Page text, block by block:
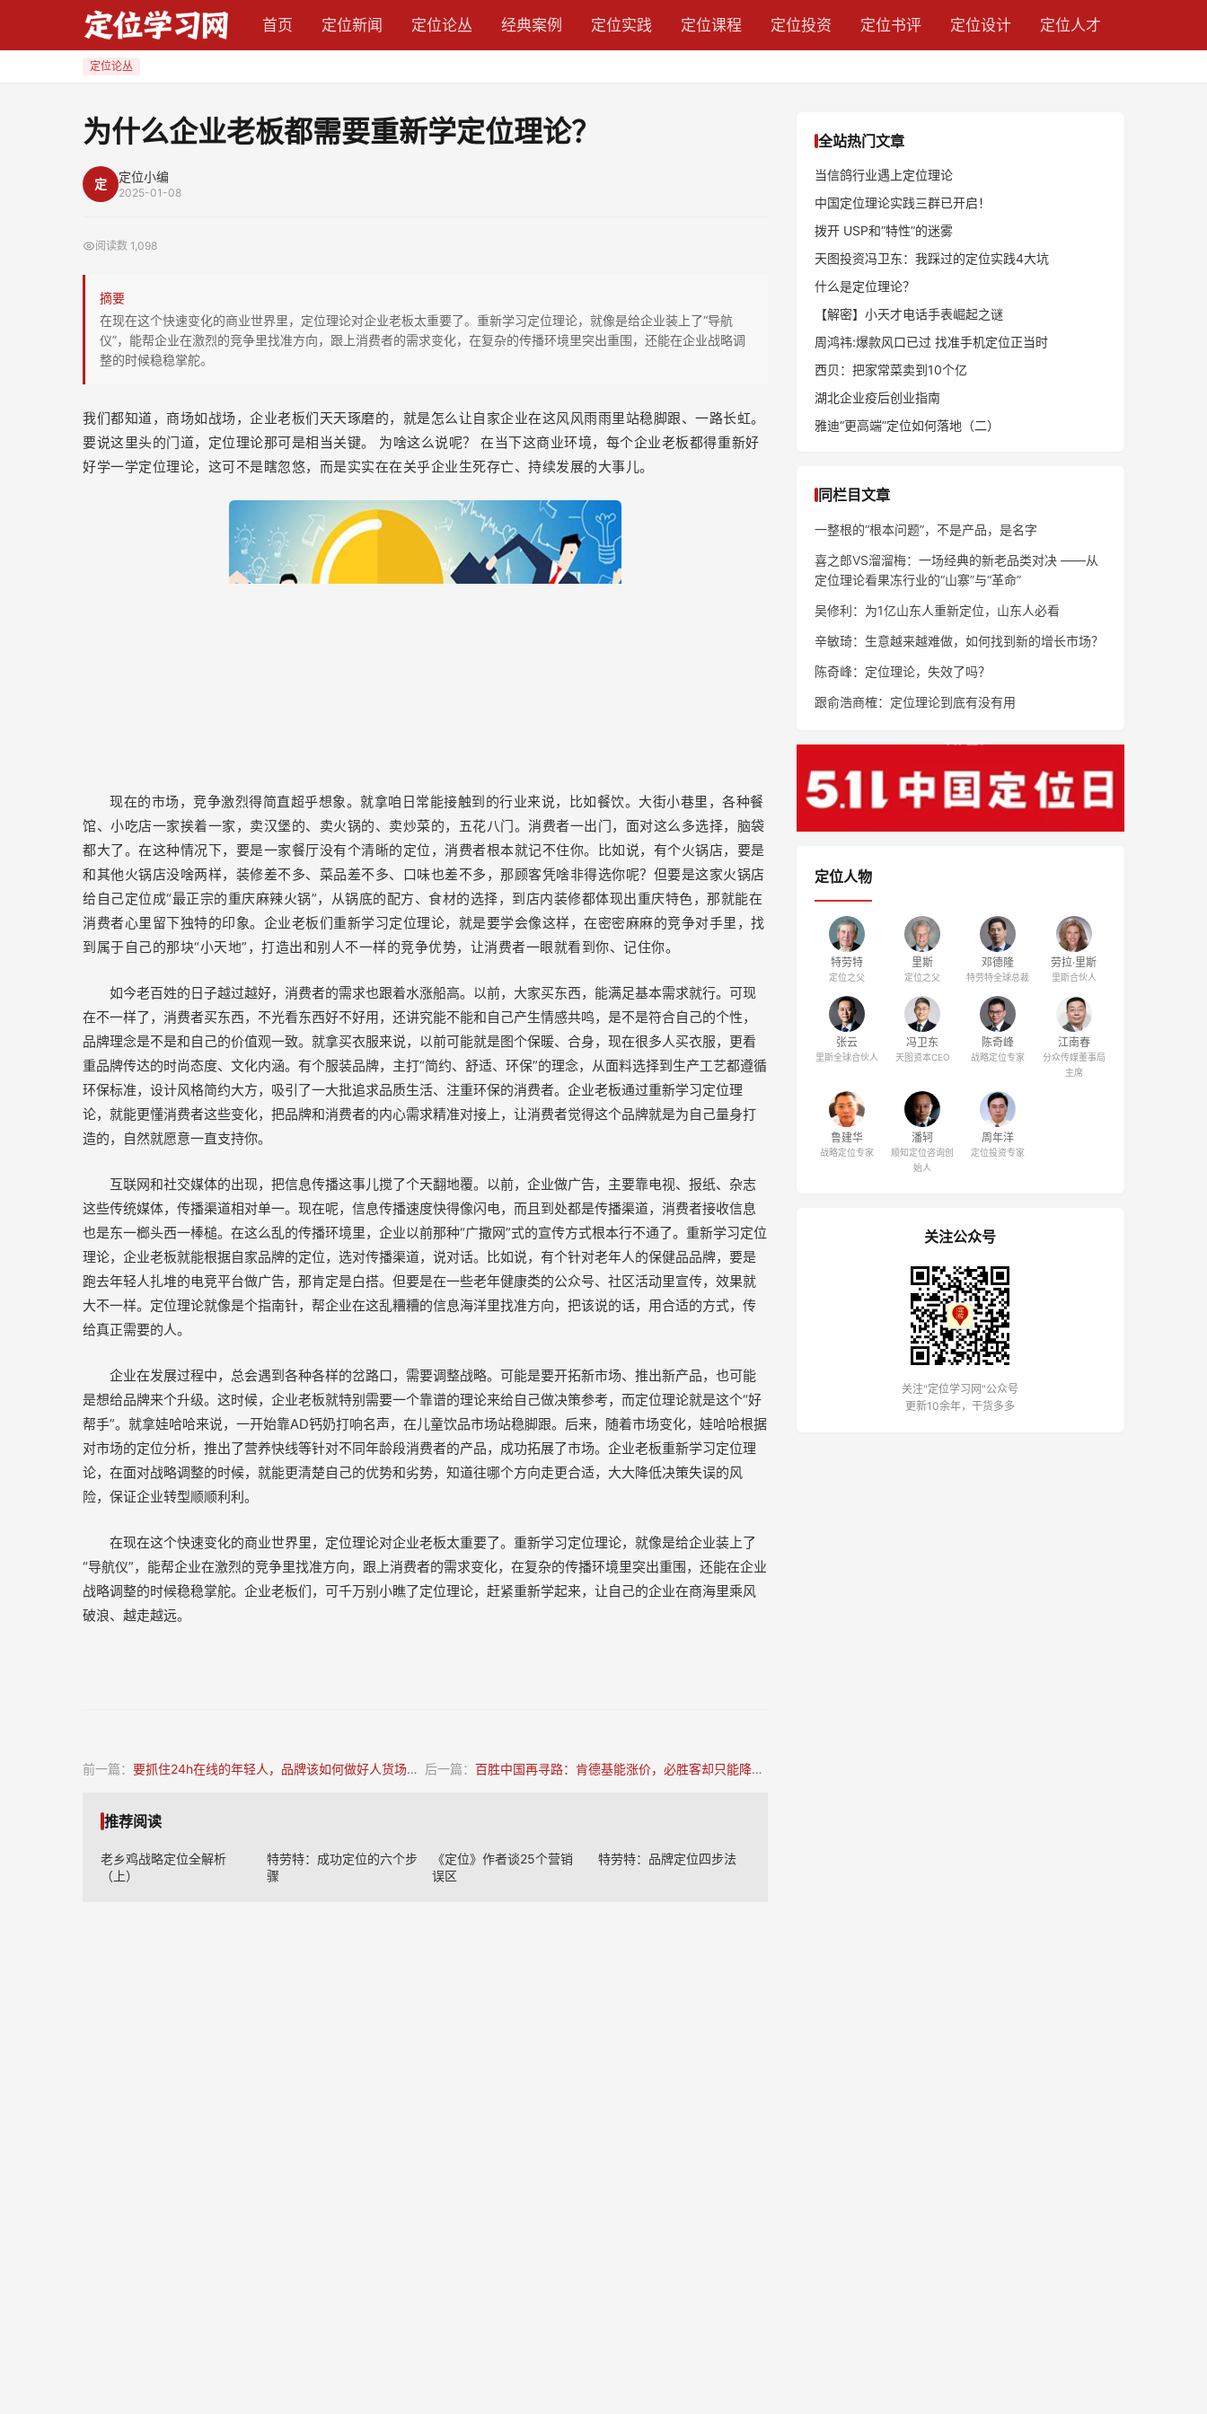
首页 定位新闻 定位论丛 经典案例 定位实践 定位课程 定位投资 定位书评 定位设计 定位人才
定位论丛
为什么企业老板都需要重新学定位理论？
定 定位小编
2025-01-08
阅读数 1,098
摘要
在现在这个快速变化的商业世界里，定位理论对企业老板太重要了。重新学习定位理论，就像是给企业装上了“导航
仪”，能帮企业在激烈的竞争里找准方向，跟上消费者的需求变化，在复杂的传播环境里突出重围，还能在企业战略调
整的时候稳稳掌舵。
我们都知道，商场如战场，企业老板们天天琢磨的，就是怎么让自家企业在这风风雨雨里站稳脚跟、一路长虹。
要说这里头的门道，定位理论那可是相当关键。 为啥这么说呢？在当下这商业环境，每个企业老板都得重新好
好学一学定位理论，这可不是瞎忽悠，而是实实在在关乎企业生死存亡、持续发展的大事儿。
现在的市场，竞争激烈得简直超乎想象。就拿咱日常能接触到的行业来说，比如餐饮。大街小巷里，各种餐
馆、小吃店一家挨着一家，卖汉堡的、卖火锅的、卖炒菜的，五花八门。消费者一出门，面对这么多选择，脑袋
都大了。在这种情况下，要是一家餐厅没有个清晰的定位，消费者根本就记不住你。比如说，有个火锅店，要是
和其他火锅店没啥两样，装修差不多、菜品差不多、口味也差不多，那顾客凭啥非得选你呢？但要是这家火锅店
给自己定位成“最正宗的重庆麻辣火锅”，从锅底的配方、食材的选择，到店内装修都体现出重庆特色，那就能在
消费者心里留下独特的印象。企业老板们重新学习定位理论，就是要学会像这样，在密密麻麻的竞争对手里，找
到属于自己的那块“小天地”，打造出和别人不一样的竞争优势，让消费者一眼就看到你、记住你。
如今老百姓的日子越过越好，消费者的需求也跟着水涨船高。以前，大家买东西，能满足基本需求就行。可现
在不一样了，消费者买东西，不光看东西好不好用，还讲究能不能和自己产生情感共鸣，是不是符合自己的个性，
品牌理念是不是和自己的价值观一致。就拿买衣服来说，以前可能就是图个保暖、合身，现在很多人买衣服，更看
重品牌传达的时尚态度、文化内涵。有个服装品牌，主打“简约、舒适、环保”的理念，从面料选择到生产工艺都遵循
环保标准，设计风格简约大方，吸引了一大批追求品质生活、注重环保的消费者。企业老板通过重新学习定位理
论，就能更懂消费者这些变化，把品牌和消费者的内心需求精准对接上，让消费者觉得这个品牌就是为自己量身打
造的，自然就愿意一直支持你。
互联网和社交媒体的出现，把信息传播这事儿搅了个天翻地覆。以前，企业做广告，主要靠电视、报纸、杂志
这些传统媒体，传播渠道相对单一。现在呢，信息传播速度快得像闪电，而且到处都是传播渠道，消费者接收信息
也是东一榔头西一棒槌。在这么乱的传播环境里，企业以前那种“广撒网”式的宣传方式根本行不通了。重新学习定位
理论，企业老板就能根据自家品牌的定位，选对传播渠道，说对话。比如说，有个针对老年人的保健品品牌，要是
跑去年轻人扎堆的电竞平台做广告，那肯定是白搭。但要是在一些老年健康类的公众号、社区活动里宣传，效果就
大不一样。定位理论就像是个指南针，帮企业在这乱糟糟的信息海洋里找准方向，把该说的话，用合适的方式，传
给真正需要的人。
企业在发展过程中，总会遇到各种各样的岔路口，需要调整战略。可能是要开拓新市场、推出新产品，也可能
是想给品牌来个升级。这时候，企业老板就特别需要一个靠谱的理论来给自己做决策参考，而定位理论就是这个“好
帮手”。就拿娃哈哈来说，一开始靠AD钙奶打响名声，在儿童饮品市场站稳脚跟。后来，随着市场变化，娃哈哈根据
对市场的定位分析，推出了营养快线等针对不同年龄段消费者的产品，成功拓展了市场。企业老板重新学习定位理
论，在面对战略调整的时候，就能更清楚自己的优势和劣势，知道往哪个方向走更合适，大大降低决策失误的风
险，保证企业转型顺顺利利。
在现在这个快速变化的商业世界里，定位理论对企业老板太重要了。重新学习定位理论，就像是给企业装上了
“导航仪”，能帮企业在激烈的竞争里找准方向，跟上消费者的需求变化，在复杂的传播环境里突出重围，还能在企业
战略调整的时候稳稳掌舵。企业老板们，可千万别小瞧了定位理论，赶紧重新学起来，让自己的企业在商海里乘风
破浪、越走越远。
前一篇： 要抓住24h在线的年轻人，品牌该如何做好人货场匹配？ 后一篇： 百胜中国再寻路：肯德基能涨价，必胜客却只能降价？
推荐阅读
老乡鸡战略定位全解析
（上）
特劳特：成功定位的六个步
骤
《定位》作者谈25个营销
误区
特劳特：品牌定位四步法
全站热门文章
当信鸽行业遇上定位理论
中国定位理论实践三群已开启！
拨开 USP和“特性”的迷雾
天图投资冯卫东：我踩过的定位实践4大坑
什么是定位理论？
【解密】小天才电话手表崛起之谜
周鸿祎:爆款风口已过 找准手机定位正当时
西贝：把家常菜卖到10个亿
湖北企业疫后创业指南
雅迪“更高端”定位如何落地（二）
同栏目文章
一整根的“根本问题”，不是产品，是名字
喜之郎VS溜溜梅：一场经典的新老品类对决 ——从
定位理论看果冻行业的“山寨”与“革命”
吴修利：为1亿山东人重新定位，山东人必看
辛敏琦：生意越来越难做，如何找到新的增长市场？
陈奇峰：定位理论，失效了吗？
跟俞浩商榷：定位理论到底有没有用
定位人物
特劳特
定位之父
里斯
定位之父
邓德隆
特劳特全球总裁
劳拉·里斯
里斯合伙人
张云
里斯全球合伙人
冯卫东
天图资本CEO
陈奇峰
战略定位专家
江南春
分众传媒董事局
主席
鲁建华
战略定位专家
潘轲
顺知定位咨询创
始人
周年洋
定位投资专家
关注公众号
关注"定位学习网"公众号
更新10余年，干货多多